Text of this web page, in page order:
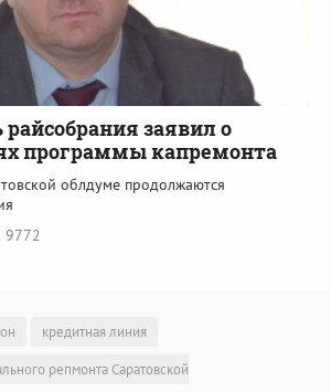
заявил о
программы капремонта
облдуме продолжаются
9772
кредитная линия
репмонта Саратовской